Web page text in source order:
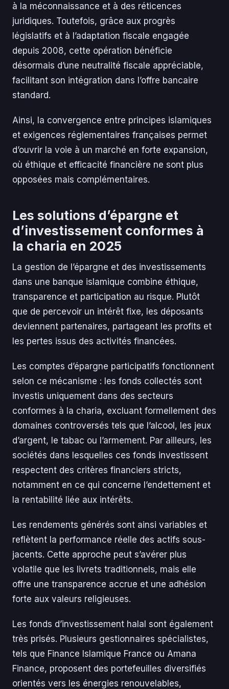
à la méconnaissance et à des réticences
juridiques. Toutefois, grâce aux progrès
législatifs et à l’adaptation fiscale engagée
depuis 2008, cette opération bénéficie
désormais d’une neutralité fiscale appréciable,
facilitant son intégration dans l’offre bancaire
standard.
Ainsi, la convergence entre principes islamiques
et exigences réglementaires françaises permet
d’ouvrir la voie à un marché en forte expansion,
où éthique et efficacité financière ne sont plus
opposées mais complémentaires.
Les solutions d’épargne et
d’investissement conformes à
la charia en 2025
La gestion de l’épargne et des investissements
dans une banque islamique combine éthique,
transparence et participation au risque. Plutôt
que de percevoir un intérêt fixe, les déposants
deviennent partenaires, partageant les profits et
les pertes issus des activités financées.
Les comptes d’épargne participatifs fonctionnent
selon ce mécanisme : les fonds collectés sont
investis uniquement dans des secteurs
conformes à la charia, excluant formellement des
domaines controversés tels que l’alcool, les jeux
d’argent, le tabac ou l’armement. Par ailleurs, les
sociétés dans lesquelles ces fonds investissent
respectent des critères financiers stricts,
notamment en ce qui concerne l’endettement et
la rentabilité liée aux intérêts.
Les rendements générés sont ainsi variables et
reflètent la performance réelle des actifs sous-
jacents. Cette approche peut s’avérer plus
volatile que les livrets traditionnels, mais elle
offre une transparence accrue et une adhésion
forte aux valeurs religieuses.
Les fonds d’investissement halal sont également
très prisés. Plusieurs gestionnaires spécialistes,
tels que Finance Islamique France ou Amana
Finance, proposent des portefeuilles diversifiés
orientés vers les énergies renouvelables,